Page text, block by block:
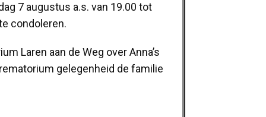
7 augustus a.s. van 19.00 tot
condoleren.
Laren aan de Weg over Anna’s
gelegenheid de familie